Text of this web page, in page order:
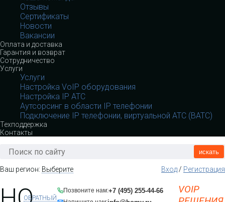
Отзывы
Сертификаты
Новости
Вакансии
Оплата и доставка
Гарантия и возврат
Сотрудничество
Услуги
Услуги
Настройка VoIP оборудования
Настройка IP АТС
Аутсорсинг в области IP телефонии
Подключение IP телефонии, виртуальной АТС (ВАТС)
Техподдержка
Контакты
искать
Ваш регион: Выберите Вход/ Регистрация
Позвоните нам:+7 (495) 255-44-66
ОБРАТНЫЙ
VOIP